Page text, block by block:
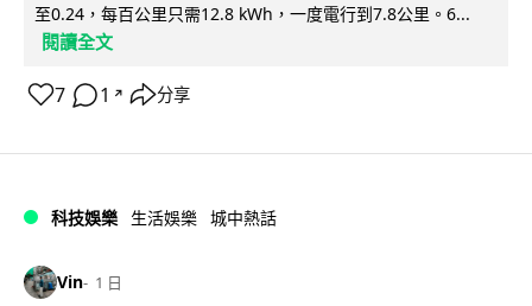
至0.24，每百公里只需12.8 kWh，一度電行到7.8公里。6...
閱讀全文
7 1 ↗ 分享
科技娛樂 生活娛樂 城中熱話
Vin 1 日